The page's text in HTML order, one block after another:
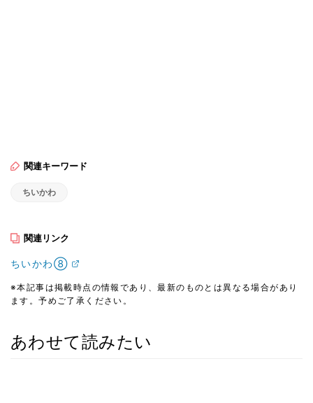
関連キーワード
ちいかわ
関連リンク
ちいかわ⑧
※本記事は掲載時点の情報であり、最新のものとは異なる場合があり
ます。予めご了承ください。
あわせて読みたい